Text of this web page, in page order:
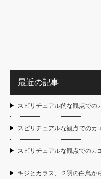
最近の記事
スピリチュアル的な観点で
スピリチュアルな観点での
スピリチュアルな観点でのカ
キジとカラス、２羽の白鳥